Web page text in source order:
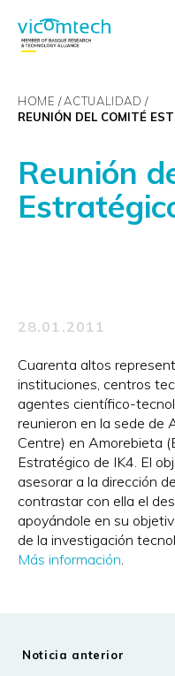
HOME
ACTUALIDAD
REUNIÓN DEL COMITÉ
Reunión
28.01.2011
Cuarenta altos
instituciones, centros
agentes científico-
reunieron en la sede de
Centre) en Amorebieta
Estratégico de IK4. El
asesorar a la dirección
contrastar con ella el
apoyándole en su
de la investigación
Más información.
Noticia anterior